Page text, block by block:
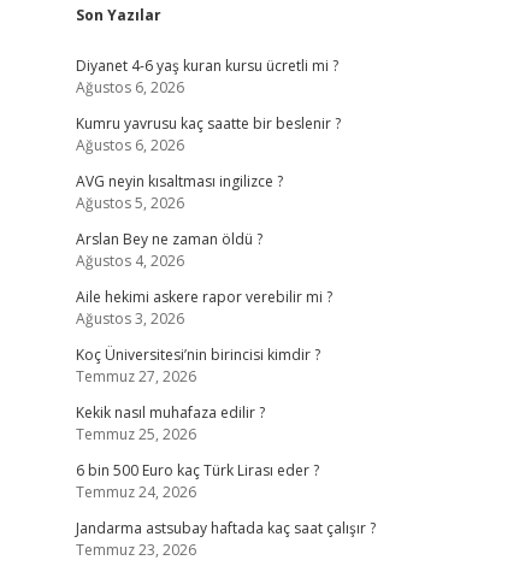
Sidebar
Son Yazılar
Diyanet 4-6 yaş kuran kursu ücretli mi ?
Ağustos 6, 2026
Kumru yavrusu kaç saatte bir beslenir ?
Ağustos 6, 2026
AVG neyin kısaltması ingilizce ?
Ağustos 5, 2026
Arslan Bey ne zaman öldü ?
Ağustos 4, 2026
Aile hekimi askere rapor verebilir mi ?
Ağustos 3, 2026
Koç Üniversitesi’nin birincisi kimdir ?
Temmuz 27, 2026
Kekik nasıl muhafaza edilir ?
Temmuz 25, 2026
6 bin 500 Euro kaç Türk Lirası eder ?
Temmuz 24, 2026
Jandarma astsubay haftada kaç saat çalışır ?
Temmuz 23, 2026
ilbet yeni giriş